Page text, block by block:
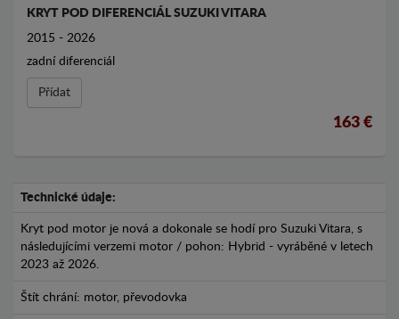
KRYT POD DIFERENCIÁL SUZUKI VITARA
2015 - 2026
zadní diferenciál
Přídat
163 €
Technické údaje:
Kryt pod motor je nová a dokonale se hodí pro Suzuki Vitara, s
následujícími verzemi motor / pohon: Hybrid - vyráběné v letech
2023 až 2026.
Štít chrání: motor, převodovka